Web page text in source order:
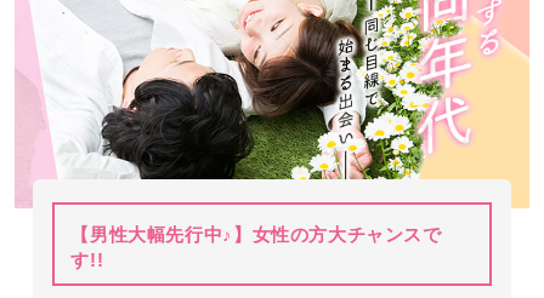
【男性大幅先行中♪】女性の方大チャンスで
す!!